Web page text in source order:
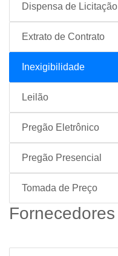
Dispensa de Licitação
Extrato de Contrato
Inexigibilidade
Leilão
Pregão Eletrônico
Pregão Presencial
Tomada de Preço
Fornecedores